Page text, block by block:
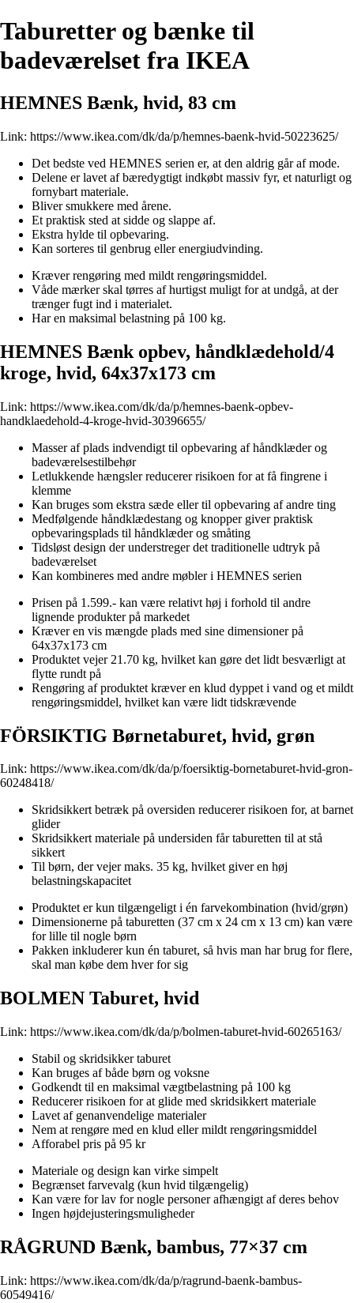
Taburetter og bænke til
badeværelset fra IKEA
HEMNES Bænk, hvid, 83 cm
Link: https://www.ikea.com/dk/da/p/hemnes-baenk-hvid-50223625/
Det bedste ved HEMNES serien er, at den aldrig går af mode.
Delene er lavet af bæredygtigt indkøbt massiv fyr, et naturligt og
fornybart materiale.
Bliver smukkere med årene.
Et praktisk sted at sidde og slappe af.
Ekstra hylde til opbevaring.
Kan sorteres til genbrug eller energiudvinding.
Kræver rengøring med mildt rengøringsmiddel.
Våde mærker skal tørres af hurtigst muligt for at undgå, at der
trænger fugt ind i materialet.
Har en maksimal belastning på 100 kg.
HEMNES Bænk opbev, håndklædehold/4
kroge, hvid, 64x37x173 cm
Link: https://www.ikea.com/dk/da/p/hemnes-baenk-opbev-
handklaedehold-4-kroge-hvid-30396655/
Masser af plads indvendigt til opbevaring af håndklæder og
badeværelsestilbehør
Letlukkende hængsler reducerer risikoen for at få fingrene i
klemme
Kan bruges som ekstra sæde eller til opbevaring af andre ting
Medfølgende håndklædestang og knopper giver praktisk
opbevaringsplads til håndklæder og småting
Tidsløst design der understreger det traditionelle udtryk på
badeværelset
Kan kombineres med andre møbler i HEMNES serien
Prisen på 1.599.- kan være relativt høj i forhold til andre
lignende produkter på markedet
Kræver en vis mængde plads med sine dimensioner på
64x37x173 cm
Produktet vejer 21.70 kg, hvilket kan gøre det lidt besværligt at
flytte rundt på
Rengøring af produktet kræver en klud dyppet i vand og et mildt
rengøringsmiddel, hvilket kan være lidt tidskrævende
FÖRSIKTIG Børnetaburet, hvid, grøn
Link: https://www.ikea.com/dk/da/p/foersiktig-bornetaburet-hvid-gron-
60248418/
Skridsikkert betræk på oversiden reducerer risikoen for, at barnet
glider
Skridsikkert materiale på undersiden får taburetten til at stå
sikkert
Til børn, der vejer maks. 35 kg, hvilket giver en høj
belastningskapacitet
Produktet er kun tilgængeligt i én farvekombination (hvid/grøn)
Dimensionerne på taburetten (37 cm x 24 cm x 13 cm) kan være
for lille til nogle børn
Pakken inkluderer kun én taburet, så hvis man har brug for flere,
skal man købe dem hver for sig
BOLMEN Taburet, hvid
Link: https://www.ikea.com/dk/da/p/bolmen-taburet-hvid-60265163/
Stabil og skridsikker taburet
Kan bruges af både børn og voksne
Godkendt til en maksimal vægtbelastning på 100 kg
Reducerer risikoen for at glide med skridsikkert materiale
Lavet af genanvendelige materialer
Nem at rengøre med en klud eller mildt rengøringsmiddel
Afforabel pris på 95 kr
Materiale og design kan virke simpelt
Begrænset farvevalg (kun hvid tilgængelig)
Kan være for lav for nogle personer afhængigt af deres behov
Ingen højdejusteringsmuligheder
RÅGRUND Bænk, bambus, 77×37 cm
Link: https://www.ikea.com/dk/da/p/ragrund-baenk-bambus-
60549416/